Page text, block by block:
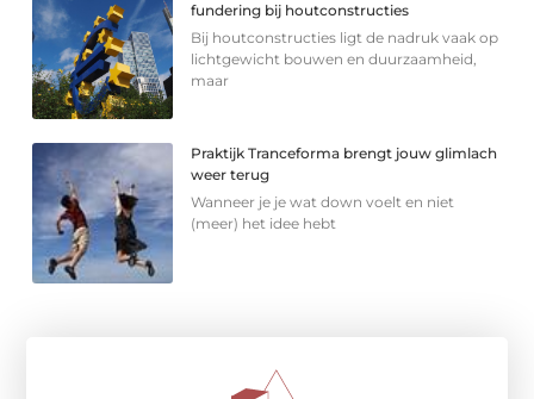
fundering bij houtconstructies
Bij houtconstructies ligt de nadruk vaak op
lichtgewicht bouwen en duurzaamheid,
maar
Praktijk Tranceforma brengt jouw glimlach
weer terug
Wanneer je je wat down voelt en niet
(meer) het idee hebt